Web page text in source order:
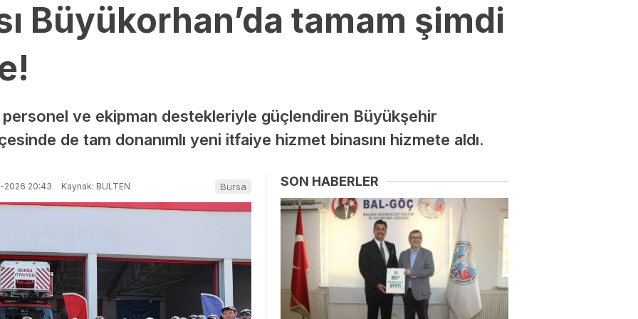
Büyükorhan’da tamam şimdi
personel ve ekipman destekleriyle güçlendiren Büyükşehir
de tam donanımlı yeni itfaiye hizmet binasını hizmete aldı.
2026 20:43 Kaynak: BULTEN Bursa SON HABERLER